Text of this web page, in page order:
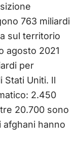
763 miliardi
sul territorio
agosto 2021
per
Stati Uniti. Il
2.450
20.700 sono
afghani hanno